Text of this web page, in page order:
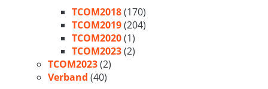
TCOM2018(170)
TCOM2019(204)
TCOM2020(1)
TCOM2023(2)
TCOM2023(2)
Verband (40)